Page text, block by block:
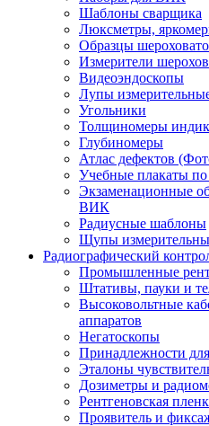
Шаблоны сварщика
Люксметры,
Образцы
Измерители
Видеоэндоскопы
Лупы
Угольники
Толщиномеры
Глубиномеры
Атлас дефектов
Учебные плакаты
Экзаменационные
ВИК
Радиусные шаблоны
Щупы
Радиографический
Промышленные
Штативы, пауки и
Высоковольтные
аппаратов
Негатоскопы
Принадлежности
Эталоны
Дозиметры и
Рентгеновская
Проявитель и